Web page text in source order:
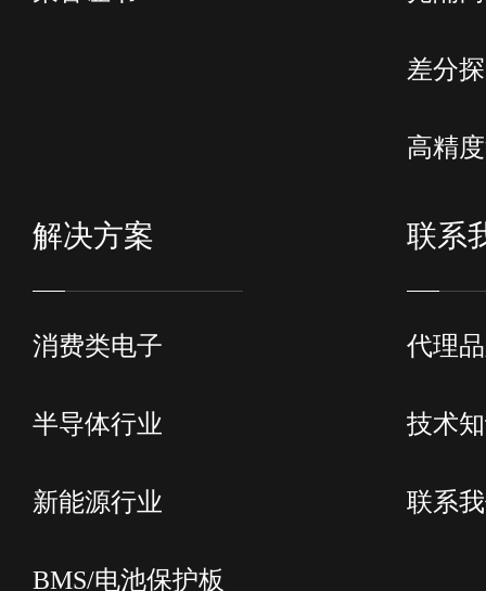
差分
高精
解决方案
消费类电子
半导体行业
新能源行业
BMS/电池保护板
联系
代理
技术
联系